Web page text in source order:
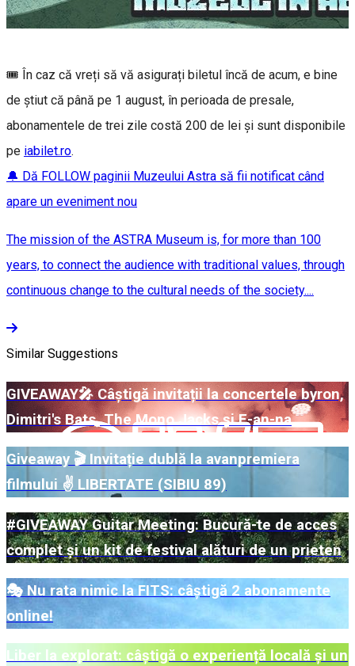
🎟️ În caz că vreți să vă asigurați biletul încă de acum, e bine
de știut că până pe 1 august, în perioada de presale,
abonamentele de trei zile costă 200 de lei și sunt disponibile
pe iabilet.ro.
🔔 Dă FOLLOW paginii Muzeului Astra să fii notificat când
apare un eveniment nou
The mission of the ASTRA Museum is, for more than 100
years, to connect the audience with traditional values, through
continuous change to the cultural needs of the society....
Similar Suggestions
GIVEAWAY🎤 Câștigă invitații la concertele byron,
Dimitri's Bats, The Mono Jacks și E-an-na
Giveaway 🎬 Invitație dublă la avanpremiera
filmului ✌️ LIBERTATE (SIBIU 89)
#GIVEAWAY Guitar Meeting: Bucură-te de acces
complet și un kit de festival alături de un prieten
🎭 Nu rata nimic la FITS: câștigă 2 abonamente
online!
Liber la explorat: câștigă o experiență locală și un